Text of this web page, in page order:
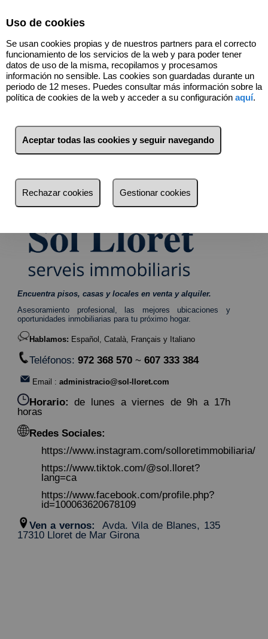
¿Buscas comprar, vender o alquilar una
vivienda? Estamos aquí para ayudarte.
asesores te contactará lo antes posible para
ofrecerte un servicio personalizado.
Encuentra pisos, casas y locales en venta y alquiler.
Asesoramiento profesional, las mejores ubicaciones y
oportunidades inmobiliarias para tu próximo hogar.
Hablamos: Español, Català, Français y Italiano
Teléfonos: 972 368 570~ 607 333 384
Email : administracio@sol-lloret.com
Horario: de lunes a viernes de 9h a 17h
horas
Redes Sociales:
https://www.instagram.com/solloretimmobiliaria/
https://www.tiktok.com/@sol.lloret?
lang=ca
https://www.facebook.com/profile.php?
id=100063620678109
Ven a vernos:
Avda. Vila de Blanes, 135
17310 Lloret de Mar Girona
Uso de cookies
Se usan cookies propias y de nuestros partners para el correcto
funcionamiento de los servicios de la web y para poder tener
datos de uso de la misma, recopilamos y procesamos
información no sensible. Las cookies son guardadas durante un
periodo de 12 meses. Puedes consultar más información sobre la
política de cookies de la web y acceder a su configuración aquí.
Aceptar todas las cookies y seguir navegando
Rechazar cookies Gestionar cookies